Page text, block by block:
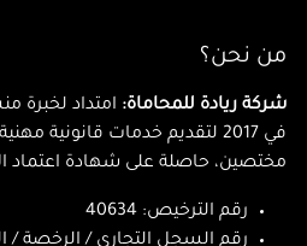
من نحن؟
شركة ريادة للمحاماة: امتداد لخبرة
في 2017 لتقديم خدمات قانونية
مختصين، حاصلة على شهادة اعتماد
رقم الترخيص: 40634
رقم السجل التجاري / الرخصة / العقد: